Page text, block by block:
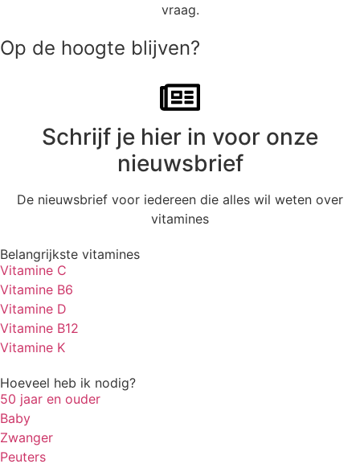
vraag.
Op de hoogte blijven?
Schrijf je hier in voor onze
nieuwsbrief
De nieuwsbrief voor iedereen die alles wil weten over
vitamines
Belangrijkste vitamines
Vitamine C
Vitamine B6
Vitamine D
Vitamine B12
Vitamine K
Hoeveel heb ik nodig?
50 jaar en ouder
Baby
Zwanger
Peuters